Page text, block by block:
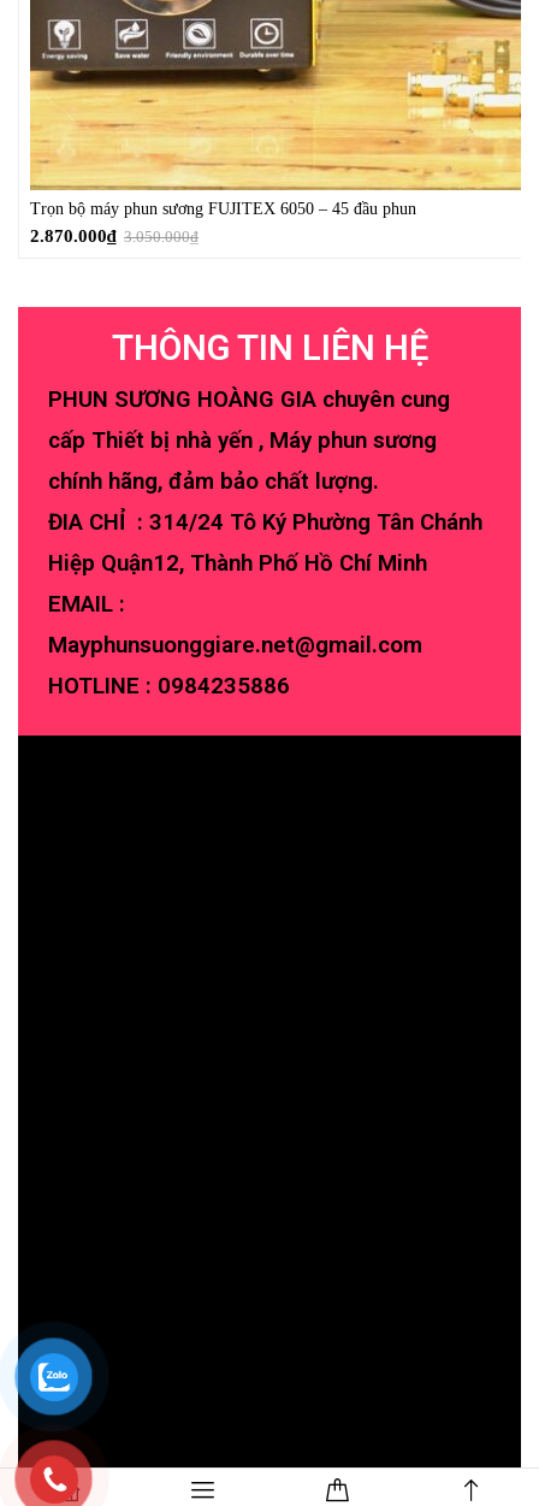
Trọn bộ máy phun sương FUJITEX 6050 – 45 đầu phun
3.050.000₫
2.870.000₫
THÔNG TIN LIÊN HỆ
PHUN SƯƠNG HOÀNG GIA chuyên cung
cấp Thiết bị nhà yến , Máy phun sương
chính hãng, đảm bảo chất lượng.
ĐIA CHỈ : 314/24 Tô Ký Phường Tân Chánh
Hiệp Quận12, Thành Phố Hồ Chí Minh
EMAIL :
Mayphunsuonggiare.net@gmail.com
HOTLINE : 0984235886